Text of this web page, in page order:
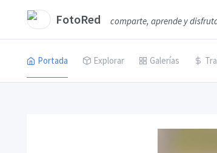
FotoRed comparte, aprende y
Portada Explorar Galerías